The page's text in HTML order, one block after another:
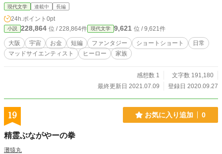
自分の命を大切に……。 「オオカミ少年」誘拐された少年の
ックに正義の巨大ヒーローが闘う！壮大な家族愛をテーマ
に……。 「ロマンティック・ファンタジー」今日こそ、告白
します！ 「流星の愛」地球最後の日、貴方は誰と居たいです
か？ 「ラスト・ファイト」逃れられない宿命の相手との闘い
が終結する。 「狸の呪い」あの家の室外に出ている配管、不
スト北島博士は、皆が幼い頃に夢見た発明を達成した！ 「阿
僧祇」侍の時代がおわる。しかし、宇宙人の戦略から幻の名
代の先輩の話。彼は若くして逝ってしまった。 「AYA」数年
ぶりに帰ってきた街。ずっと好きだったあの娘に会える。
君……、俺のリベンジ物語」久しぶりに再会した君に、今度
現代文学 連載中 長編
24h.ポイント 0pt
小説 228,864 位 / 228,864件 現代文学 9,621 位 / 9,621件
大阪 宇宙 お金 短編 ファンタジー ショートショート
日常
マッドサイエンティスト
ヒーロー 家族
感想数 1
文字数 191,180
最終更新日 2021.07.09
登録日 2020.09.27
19 お気に入り追加 0
精霊ぶながやーの拳
灘猿丸